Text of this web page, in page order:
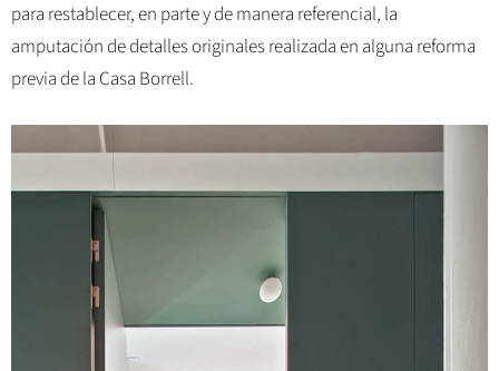
para restablecer, en parte y de manera referencial, la
amputación de detalles originales realizada en alguna reforma
previa de la Casa Borrell.